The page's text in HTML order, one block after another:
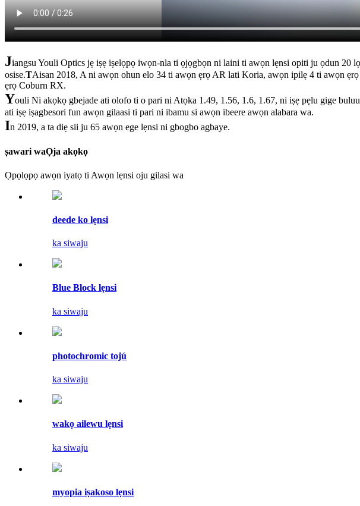
Jiangsu Youli Optics jẹ iṣẹ iṣelọpọ iwọn-nla ti ọjọgbọn ni laini ti awọn lẹnsi opiti ju ọdun 20
osise.TAisan 2018, A ni awọn ohun elo 34 ti awọn ẹrọ AR lati Koria, awọn ipilẹ 4 ti awọn
ẹrọ Coburn RX.
Youli Ni akọkọ gbejade ati olofo ti o pari ni Atọka 1.49, 1.56, 1.6, 1.67, ni iṣẹ pẹlu gige
ati iṣẹ iṣagbesori fun awọn gilaasi ti pari ni ibamu si awọn ibeere awọn alabara wa.
In 2019, a ta diẹ sii ju 65 awọn ege lẹnsi ni gbogbo agbaye.
ṣawari waỌja akọkọ
Ọpọlọpọ awọn iyatọ ti Awọn lẹnsi oju gilasi wa
deede ko lẹnsi
ka siwaju
Blue Block lẹnsi
ka siwaju
photochromic tojú
ka siwaju
wakọ ailewu lẹnsi
ka siwaju
myopia iṣakoso lẹnsi